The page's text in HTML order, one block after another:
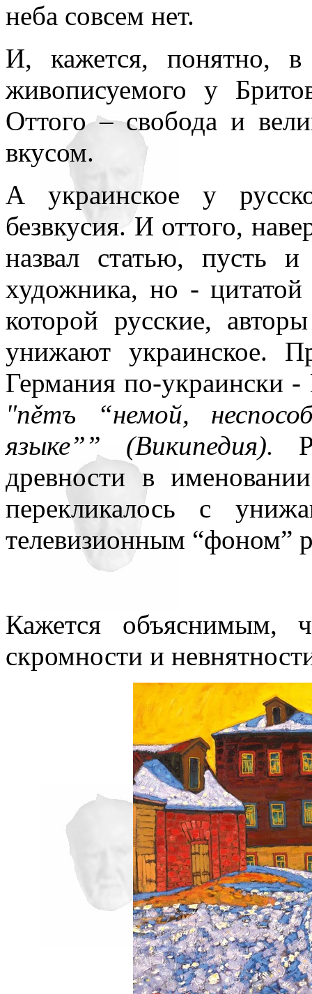
неба совсем нет.
И, кажется, понятно,
живописуемого у
Оттого – свобода и
вкусом.
А украинское у
безвкусия. И оттого,
назвал статью, пусть и
художника, но -
которой русские,
унижают украинское.
Германия по-украински -
"němъ “немой,
языке”” (Википедия).
древности в
перекликалось с
телевизионным “фоном”
Кажется объяснимым,
скромности и